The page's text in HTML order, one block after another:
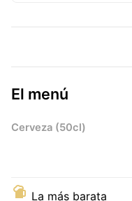
El menú
Cerveza (50cl)
La más barata